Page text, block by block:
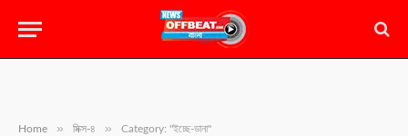
Home » মিক্স-৪ » Category: "ইচ্ছে-ডানা"